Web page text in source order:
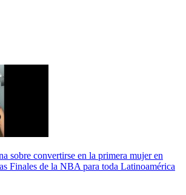
sobre convertirse en la primera mujer en
Finales de la NBA para toda Latinoamérica